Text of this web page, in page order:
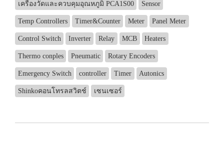
เครื่องวัดและควบคุมอุณหภูมิ PCA1S00 Sensor
Temp Controllers Timer&Counter Meter Panel Meter
Control Switch Inverter Relay MCB Heaters
Thermo conples Pneumatic Rotary Encoders
Emergency Switch controller Timer Autonics
Shinkoคอนโทรลสวิตช์ เซนเซอร์